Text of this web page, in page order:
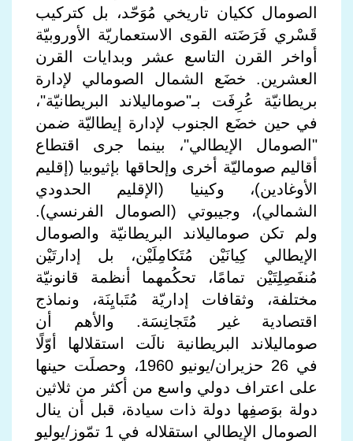
الصومال ككيان تاريخي مُوَحّد، بل كتركيب
قَسْري فَرَضَته القوى الاستعماريّة الأوروبيّة
أواخر القرن التاسع عشر وبدايات القرن
العشرين. خضَع الشمال الصومالي لإدارة
بريطانيّة عُرِفَت بـ"صوماليلاند البريطانيّة"،
في حين خضَع الجنوب لإدارة إيطاليّة ضمن
"الصومال الإيطالي"، بينما جرى اقتطاع
أقاليم صوماليّة أخرى وإلحاقها بإثيوبيا (إقليم
الأوغادين)، وكينيا (الإقليم الحدودي
الشمالي)، وجيبوتي (الصومال الفرنسي).
ولم تكن صوماليلاند البريطانيّة والصومال
الإيطالي كِيانَيْن مُتَكامِلَيْن، بل إدارتَيْن
مُنفَصِلِتَيْن تمامًا، تحكُمهما أنظمة قانونيّة
مختلفة، وثقافات إداريّة مُتَبايِنَة، ونماذج
اقتصادية غير مُتَجانِسَة. والأهم أن
صوماليلاند البريطانية نالَت استقلالها أوّلًا
في 26 حزيران/يونيو 1960، وحصلَت حينها
على اعتراف دولي واسع من أكثر من ثلاثين
دولة بوَصفِها دولة ذات سيادة، قبل أن ينال
الصومال الإيطالي استقلاله في 1 تمّوز/يوليو